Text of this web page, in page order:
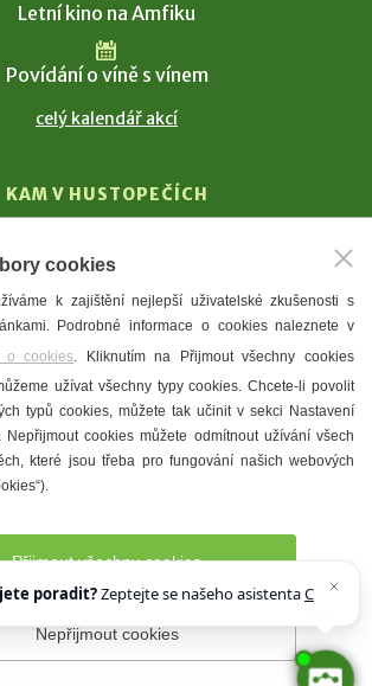
Letní kino na Amfiku
Povídání o víně s vínem
celý kalendář akcí
KAM V HUSTOPEČÍCH
T. G. Masaryk
Mandloně
Ubytování
Restaurace
muzeum a galerie
Denní meníčka
Správce webu
cookies
k zajištění nejlepší uživatelské zkušenosti s
Podrobné informace o cookies naleznete v
o cookies. Kliknutím na Přijmout všechny cookies
užívat všechny typy cookies. Chcete-li povolit
typů cookies, můžete tak učinit v sekci Nastavení
cookies můžete odmítnout užívání všech
které jsou třeba pro fungování našich webových
Přijmout všechny cookies
Nepřijmout cookies